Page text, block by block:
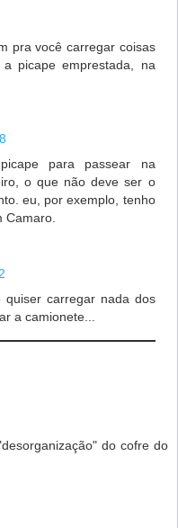
pra você carregar coisas
picape emprestada, na
para passear na
o que não deve ser o
eu, por exemplo, tenho
Camaro.
carregar nada dos
a camionete...
do cofre do